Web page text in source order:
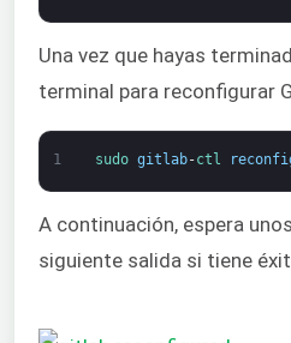
Una vez que hayas
terminal para reconfigurar
1 sudo gitlab-ctl
A continuación, espera
siguiente salida si tiene